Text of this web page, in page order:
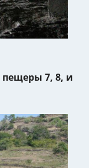
пещеры 7, 8, и